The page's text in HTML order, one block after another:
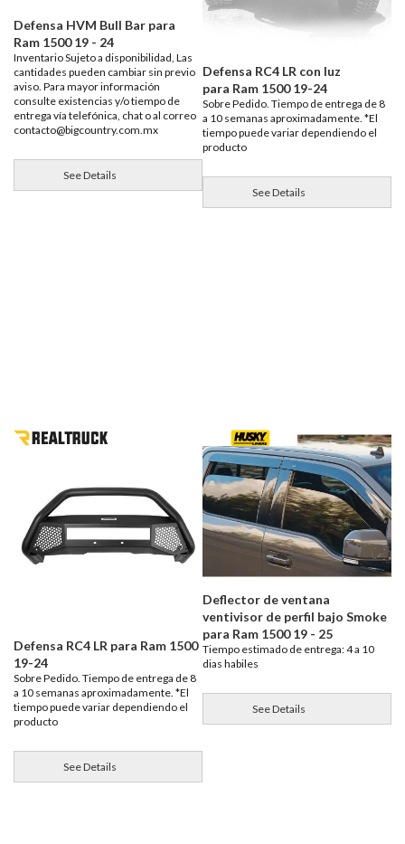
Defensa HVM Bull Bar para
Ram 1500 19 - 24
Inventario Sujeto a disponibilidad, Las
cantidades pueden cambiar sin previo
aviso. Para mayor información
consulte existencias y/o tiempo de
entrega vía telefónica, chat o al correo
contacto@bigcountry.com.mx
See Details
Defensa RC4 LR con luz
para Ram 1500 19-24
Sobre Pedido. Tiempo de entrega de 8
a 10 semanas aproximadamente. *El
tiempo puede variar dependiendo el
producto
See Details
Defensa RC4 LR para Ram 1500
19-24
Sobre Pedido. Tiempo de entrega de 8
a 10 semanas aproximadamente. *El
tiempo puede variar dependiendo el
producto
See Details
Deflector de ventana
ventivisor de perfil bajo Smoke
para Ram 1500 19 - 25
Tiempo estimado de entrega: 4 a 10
dias habiles
See Details